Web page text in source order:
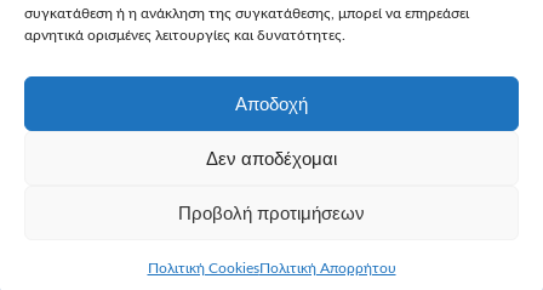
συγκατάθεση ή η ανάκληση της συγκατάθεσης, μπορεί να επηρεάσει
αρνητικά ορισμένες λειτουργίες και δυνατότητες.
Αποδοχή
Δεν αποδέχομαι
Προβολή προτιμήσεων
Πολιτική CookiesΠολιτική Απορρήτου
All Rights Reserved